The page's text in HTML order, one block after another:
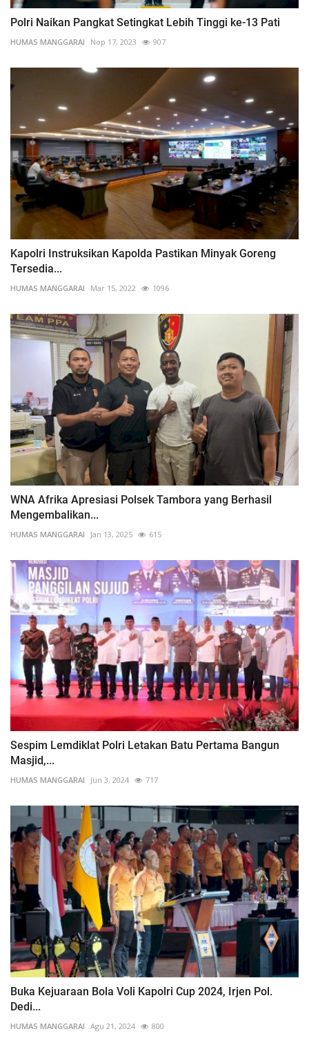
Polri Naikan Pangkat Setingkat Lebih Tinggi ke-13 Pati
HUMAS MANGGARAI Nop 17, 2023 907
Kapolri Instruksikan Kapolda Pastikan Minyak Goreng
Tersedia...
HUMAS MANGGARAI Mar 15, 2022 1096
WNA Afrika Apresiasi Polsek Tambora yang Berhasil
Mengembalikan...
HUMAS MANGGARAI Jan 13, 2025 615
Sespim Lemdiklat Polri Letakan Batu Pertama Bangun
Masjid,...
HUMAS MANGGARAI Jun 3, 2024 717
Buka Kejuaraan Bola Voli Kapolri Cup 2024, Irjen Pol.
Dedi...
HUMAS MANGGARAI Agu 21, 2024 800